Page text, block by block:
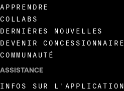
APPRENDRE
COLLABS
DERNIÈRES NOUVELLES
DEVENIR CONCESSIONNAIRE
COMMUNAUTÉ
ASSISTANCE
INFOS SUR L'APPLICATION